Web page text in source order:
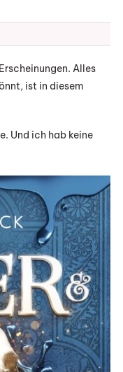
Alles
ist in diesem
Und ich hab keine